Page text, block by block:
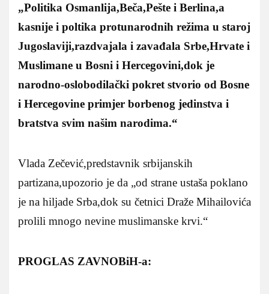
„Politika Osmanlija,Beča,Pešte i Berlina,a
kasnije i poltika protunarodnih režima u staroj
Jugoslaviji,razdvajala i zavađala Srbe,Hrvate i
Muslimane u Bosni i Hercegovini,dok je
narodno-oslobodilački pokret stvorio od Bosne
i Hercegovine primjer borbenog jedinstva i
bratstva svim našim narodima.“
Vlada Zečević,predstavnik srbijanskih
partizana,upozorio je da „od strane ustaša poklano
je na hiljade Srba,dok su četnici Draže Mihailovića
prolili mnogo nevine muslimanske krvi.“
PROGLAS ZAVNOBiH-a: